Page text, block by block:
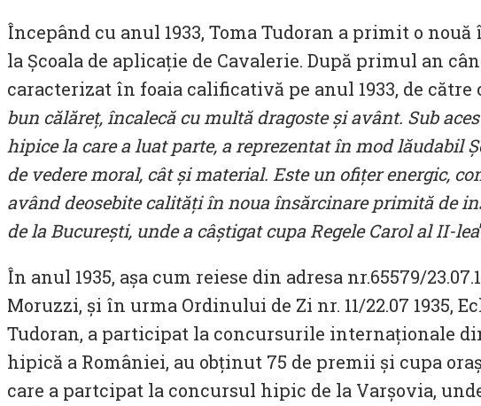
Începând cu anul 1933, Toma Tudoran a primit o
la Școala de aplicație de Cavalerie. După primul an
caracterizat în foaia calificativă pe anul 1933, de
bun călăreț, încalecă cu multă dragoste și avânt. Sub
hipice la care a luat parte, a reprezentat în mod lăudabil
de vedere moral, cât și material. Este un ofițer energic,
având deosebite calități în noua însărcinare primită de
de la București, unde a câștigat cupa Regele Carol al II-lea
În anul 1935, așa cum reiese din adresa nr.65579/
Moruzzi, și în urma Ordinului de Zi nr. 11/22.07 1935,
Tudoran, a participat la concursurile internaționale
hipică a României, au obținut 75 de premii și cupa
care a partcipat la concursul hipic de la Varșovia,